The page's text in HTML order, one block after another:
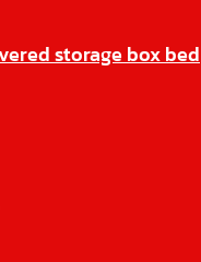
storage box bed